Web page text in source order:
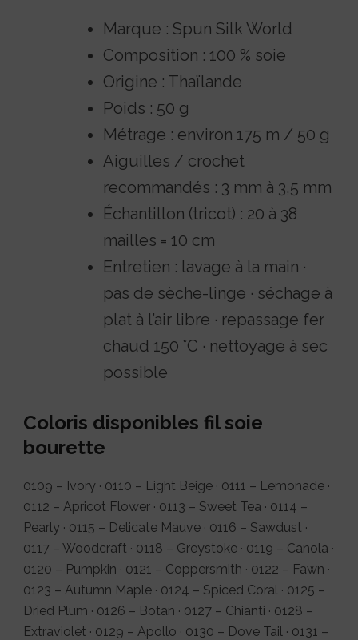
Marque : Spun Silk World
Composition : 100 % soie
Origine : Thaïlande
Poids : 50 g
Métrage : environ 175 m / 50 g
Aiguilles / crochet
recommandés : 3 mm à 3,5 mm
Échantillon (tricot) : 20 à 38
mailles = 10 cm
Entretien : lavage à la main ·
pas de sèche-linge · séchage à
plat à l’air libre · repassage fer
chaud 150 °C · nettoyage à sec
possible
Coloris disponibles fil soie
bourette
0109 – Ivory · 0110 – Light Beige · 0111 – Lemonade ·
0112 – Apricot Flower · 0113 – Sweet Tea · 0114 –
Pearly · 0115 – Delicate Mauve · 0116 – Sawdust ·
0117 – Woodcraft · 0118 – Greystoke · 0119 – Canola ·
0120 – Pumpkin · 0121 – Coppersmith · 0122 – Fawn ·
0123 – Autumn Maple · 0124 – Spiced Coral · 0125 –
Dried Plum · 0126 – Botan · 0127 – Chianti · 0128 –
Extraviolet · 0129 – Apollo · 0130 – Dove Tail · 0131 –